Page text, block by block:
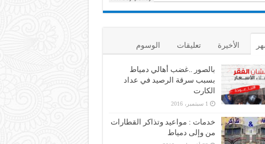
الأخيرة تعليقات الوسوم
بالصور ..غضب أهالي دمياط
بسبب سرقة الرصيد في عداد
الكارت
1 سبتمبر، 2016
خدمات : مواعيد وتذاكر القطارات
من وإلى دمياط